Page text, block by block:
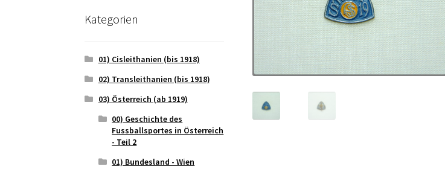
Kategorien
01) Cisleithanien (bis 1918)
02) Transleithanien (bis 1918)
03) Österreich (ab 1919)
00) Geschichte des
Fussballsportes in Österreich
- Teil 2
01) Bundesland - Wien